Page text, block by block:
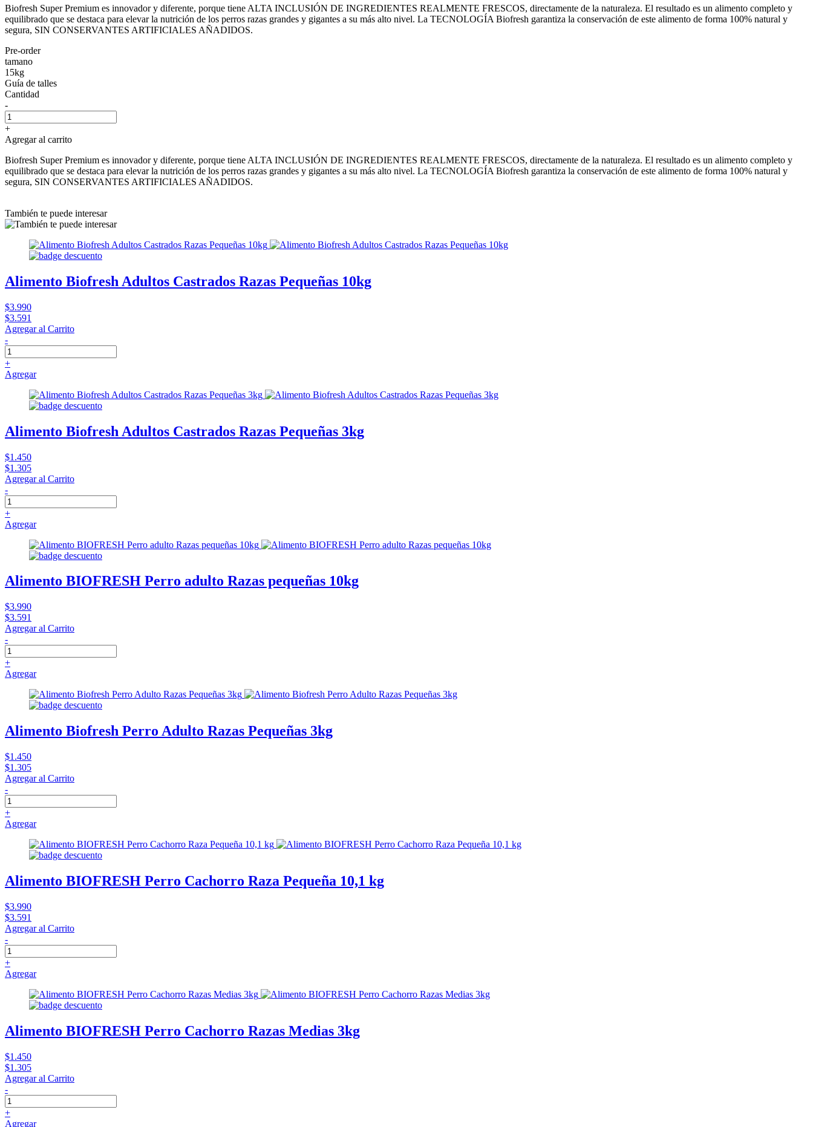
Biofresh Super Premium es innovador y diferente, porque tiene ALTA INCLUSIÓN DE INGREDIENTES REALMENTE FRESCOS, directamente de la naturaleza. El resultado es un alimento completo y
equilibrado que se destaca para elevar la nutrición de los perros razas grandes y gigantes a su más alto nivel. La TECNOLOGÍA Biofresh garantiza la conservación de este alimento de forma 100% natural y
segura, SIN CONSERVANTES ARTIFICIALES AÑADIDOS.
Pre-order
tamano
15kg
Guía de talles
Cantidad
-
+
Agregar al carrito
Biofresh Super Premium es innovador y diferente, porque tiene ALTA INCLUSIÓN DE INGREDIENTES REALMENTE FRESCOS, directamente de la naturaleza. El resultado es un alimento completo y
equilibrado que se destaca para elevar la nutrición de los perros razas grandes y gigantes a su más alto nivel. La TECNOLOGÍA Biofresh garantiza la conservación de este alimento de forma 100% natural y
segura, SIN CONSERVANTES ARTIFICIALES AÑADIDOS.
También te puede interesar
Alimento Biofresh Adultos Castrados Razas Pequeñas 10kg
$3.990
$3.591
Agregar al Carrito
-
+
Agregar
Alimento Biofresh Adultos Castrados Razas Pequeñas 3kg
$1.450
$1.305
Agregar al Carrito
-
+
Agregar
Alimento BIOFRESH Perro adulto Razas pequeñas 10kg
$3.990
$3.591
Agregar al Carrito
-
+
Agregar
Alimento Biofresh Perro Adulto Razas Pequeñas 3kg
$1.450
$1.305
Agregar al Carrito
-
+
Agregar
Alimento BIOFRESH Perro Cachorro Raza Pequeña 10,1 kg
$3.990
$3.591
Agregar al Carrito
-
+
Agregar
Alimento BIOFRESH Perro Cachorro Razas Medias 3kg
$1.450
$1.305
Agregar al Carrito
-
+
Agregar